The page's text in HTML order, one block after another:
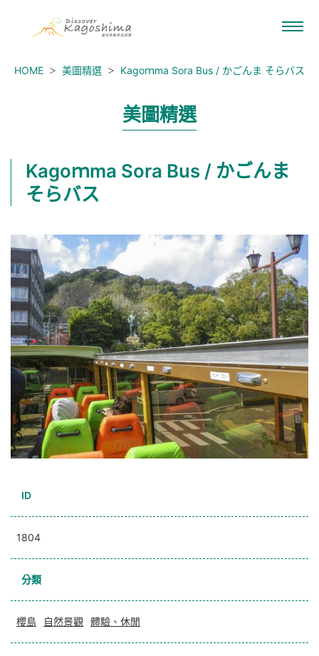
HOME 美圖精選 Kagoｍma Sora Bus / かごんま そらバス
美圖精選
Kagoｍma Sora Bus / かごんま
そらバス
ID
1804
分類
櫻島 自然景觀 體驗、休閒